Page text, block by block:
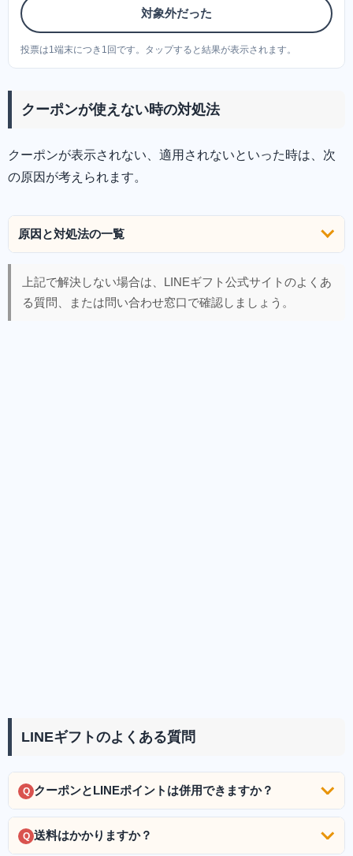
対象外だった
投票は1端末につき1回です。タップすると結果が表示されます。
クーポンが使えない時の対処法
クーポンが表示されない、適用されないといった時は、次
の原因が考えられます。
原因と対処法の一覧
上記で解決しない場合は、LINEギフト公式サイトのよくあ
る質問、または問い合わせ窓口で確認しましょう。
LINEギフトのよくある質問
Q クーポンとLINEポイントは併用できますか？
Q 送料はかかりますか？